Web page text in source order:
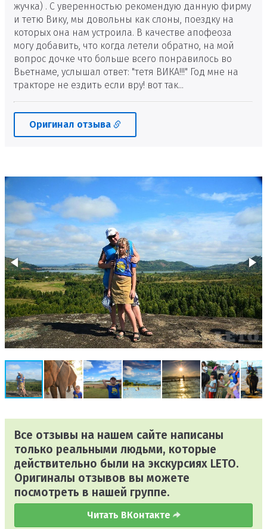
жучка) . С уверенностью рекомендую данную фирму
и тетю Вику, мы довольны как слоны, поездку на
которых она нам устроила. В качестве апофеоза
могу добавить, что когда летели обратно, на мой
вопрос дочке что больше всего понравилось во
Вьетнаме, услышал ответ: "тетя ВИКА!!!" Год мне на
тракторе не ездить если вру! вот так...
Оригинал отзыва
Все отзывы на нашем сайте написаны
только реальными людьми, которые
действительно были на экскурсиях LETO.
Оригиналы отзывов вы можете
посмотреть в нашей группе.
Читать ВКонтакте